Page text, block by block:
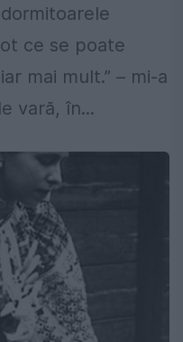
ce se poate
mai mult.” – mi-a
vară, în...